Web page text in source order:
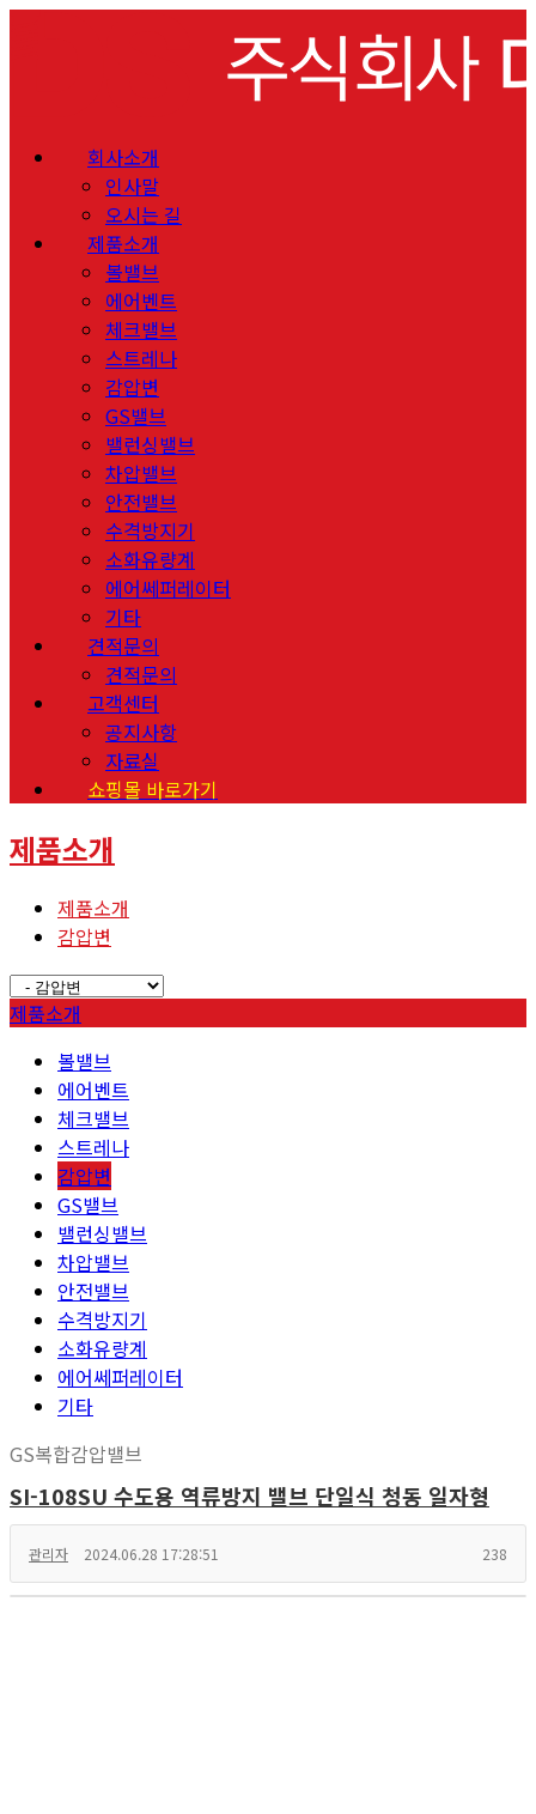
회사소개
인사말
오시는 길
제품소개
볼밸브
에어벤트
체크밸브
스트레나
감압변
GS밸브
밸런싱밸브
차압밸브
안전밸브
수격방지기
소화유량계
에어쎄퍼레이터
기타
견적문의
견적문의
고객센터
공지사항
자료실
쇼핑몰 바로가기
제품소개
제품소개
감압변
제품소개
볼밸브
에어벤트
체크밸브
스트레나
감압변
GS밸브
밸런싱밸브
차압밸브
안전밸브
수격방지기
소화유량계
에어쎄퍼레이터
기타
GS복합감압밸브
SI-108SU 수도용 역류방지 밸브 단일식 청동 일자형
관리자 2024.06.28 17:28:51 238